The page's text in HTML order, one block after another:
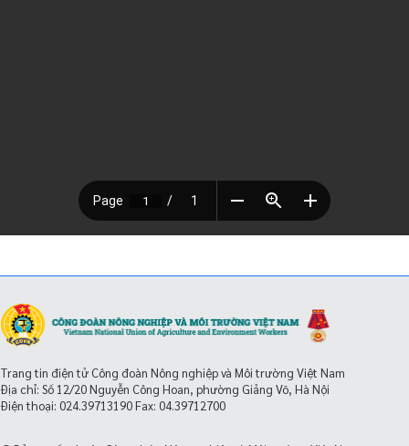
Trang tin điện tử Công đoàn Nông nghiệp và Môi trường Việt Nam
Địa chỉ: Số 12/20 Nguyễn Công Hoan, phường Giảng Võ, Hà Nội
Điện thoại: 024.39713190Fax: 04.39712700